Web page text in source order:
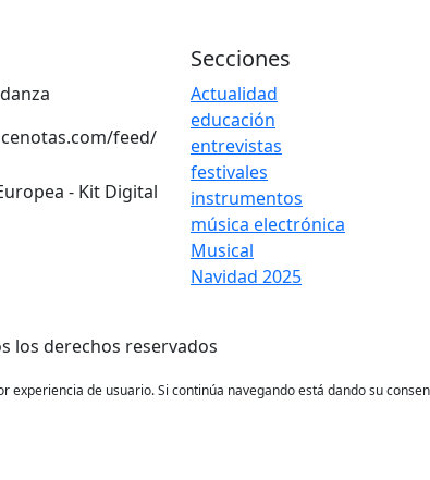
feed/
Secciones
Actualidad
educación
entrevistas
festivales
instrumentos
música electrónica
Musical
Navidad 2025
los derechos reservados
experiencia de usuario. Si continúa navegando está dando su